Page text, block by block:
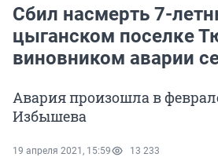
Сбил насмерть 7-
цыганском поселке
виновником аварии
Авария произошла в
Избышева
19 апреля 2021, 15:59 13 233